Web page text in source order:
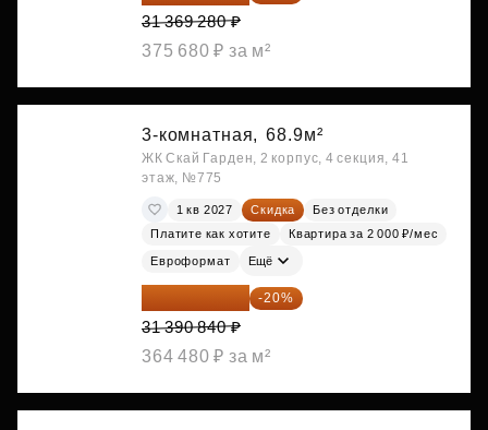
31 369 280 ₽
375 680 ₽ за м²
3-комнатная, 68.9м²
ЖК Скай Гарден, 2 корпус, 4 секция, 41
этаж, №775
1 кв 2027 Скидка
Без отделки
Платите как хотите
Квартира за 2 000 ₽/мес
Евроформат Ещё
25 112 672 ₽ -20%
31 390 840 ₽
364 480 ₽ за м²